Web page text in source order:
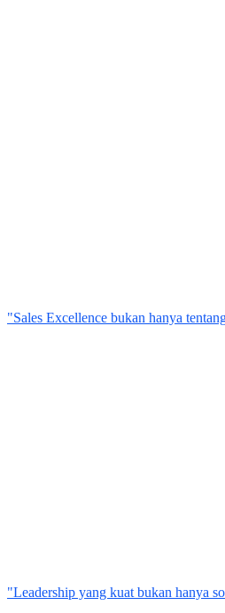
"Sales Excellence bukan hanya
"Leadership yang kuat bukan hanya